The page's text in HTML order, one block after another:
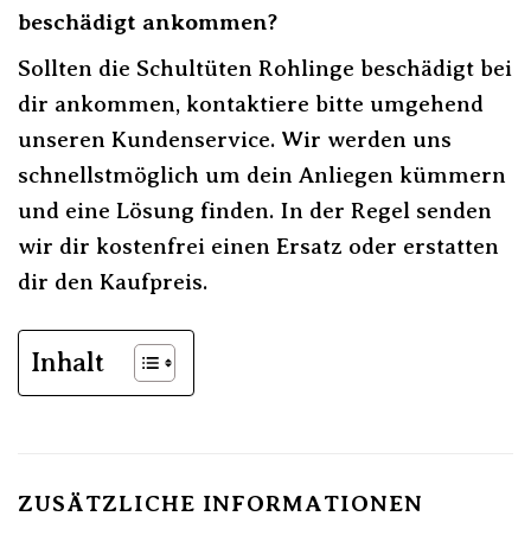
beschädigt ankommen?
Sollten die Schultüten Rohlinge beschädigt bei
dir ankommen, kontaktiere bitte umgehend
unseren Kundenservice. Wir werden uns
schnellstmöglich um dein Anliegen kümmern
und eine Lösung finden. In der Regel senden
wir dir kostenfrei einen Ersatz oder erstatten
dir den Kaufpreis.
Inhalt
ZUSÄTZLICHE INFORMATIONEN